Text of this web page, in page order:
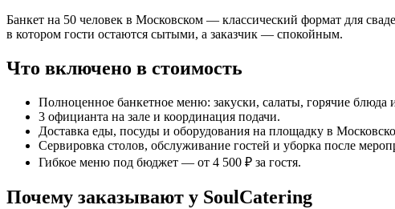
Банкет на 50 человек в Московском — классический формат для
в котором гости остаются сытыми, а заказчик — спокойным.
Что включено в стоимость
Полноценное банкетное меню: закуски, салаты, горячие блюда
3 официанта на зале и координация подачи.
Доставка еды, посуды и оборудования на площадку в
Сервировка столов, обслуживание гостей и уборка после
Гибкое меню под бюджет — от 4 500 ₽ за гостя.
Почему заказывают у SoulCatering